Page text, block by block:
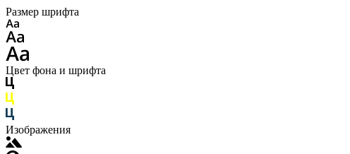
Размер шрифта
Цвет фона и шрифта
Изображения